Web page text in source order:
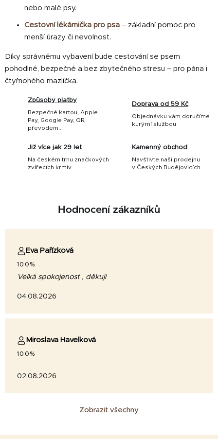
nebo malé psy.
Cestovní lékárnička pro psa – základní pomoc pro
menší úrazy či nevolnost.
Díky správnému vybavení bude cestování se psem
pohodlné, bezpečné a bez zbytečného stresu – pro pána i
čtyřnohého mazlíčka.
Způsoby platby
Bezpečné kartou, Apple
Pay, Google Pay, QR,
převodem...
Doprava od 59 Kč
Objednávku vám doručíme
kurýrní službou
Již více jak 29 let
Na českém trhu značkových
zvířecích krmiv
Kamenný obchod
Navštivte naši prodejnu
v Českých Budějovicích
Hodnocení zákazníků
Eva Pařízková
100%
Velká spokojenost , děkuji
04.08.2026
Miroslava Havelková
100%
02.08.2026
Zobrazit všechny